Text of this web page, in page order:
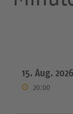
15. Aug. 2026
20:00